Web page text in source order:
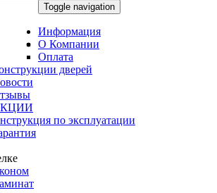
Toggle navigation
Информация
О Компании
Оплата
дверей
по эксплуатации